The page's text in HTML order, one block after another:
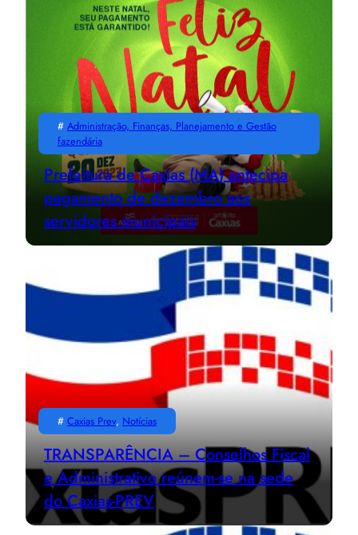
# Administração, Finanças, Planejamento e Gestão
fazendária
Prefeitura de Caxias (MA) antecipa
pagamento de dezembro aos
servidores municipais
# Caxias Prev, Notícias
TRANSPARÊNCIA – Conselhos Fiscal
e Administrativo reúnem-se na sede
do Caxias-PREV